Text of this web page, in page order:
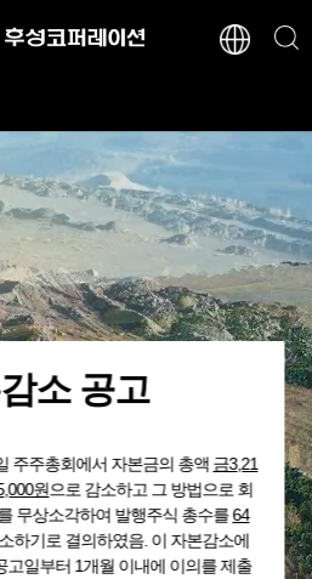
소 공고
주주총회에서 자본금의 총액 금3,21
원으로 감소하고 그 방법으로 회
무상소각하여 발행주식 총수를64
하기로 결의하였음. 이 자본감소에
고일부터 1개월 이내에 이의를 제출